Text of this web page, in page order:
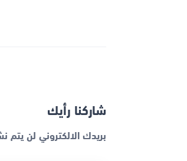
شاركنا رأيك
بريدك الالكتروني لن يتم